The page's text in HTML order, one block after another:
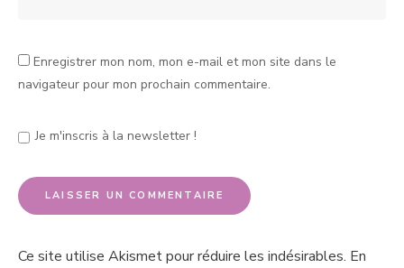
Enregistrer mon nom, mon e-mail et mon site dans le
navigateur pour mon prochain commentaire.
Je m'inscris à la newsletter !
Ce site utilise Akismet pour réduire les indésirables. En